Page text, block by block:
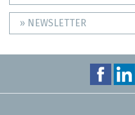
» NEWSLETTER